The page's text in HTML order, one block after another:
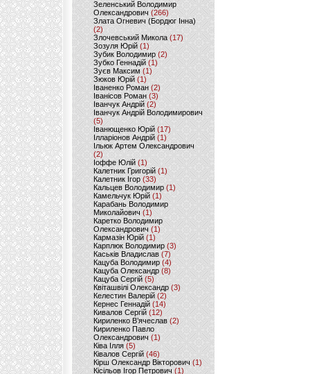
Зеленський Володимир
Олександрович (266)
Злата Огневич (Бордюг Інна)
(2)
Злочевський Микола(17)
Зозуля Юрій (1)
Зубик Володимир (2)
Зубко Геннадій (1)
Зуєв Максим(1)
Зюков Юрій (1)
Іваненко Роман (2)
Іванісов Роман (3)
Іванчук Андрій(2)
Іванчук Андрій Володимирович
(5)
Іванющенко Юрій (17)
Ілларіонов Андрій (1)
Ільюк Артем Олександрович
(2)
Іоффе Юлій (1)
Калетник Григорій(1)
Калетник Ігор (33)
Кальцев Володимир(1)
Камельчук Юрій (1)
Карабань Володимир
Миколайович (1)
Каретко Володимир
Олександрович (1)
Кармазін Юрій(1)
Карплюк Володимир(3)
Каськів Владислав (7)
Кацуба Володимир (4)
Кацуба Олександр (8)
Кацуба Сергій (5)
Квіташвілі Олександр(3)
Келестин Валерій(2)
Кернес Геннадій (14)
Кивалов Сергій (12)
Кириленко В’ячеслав (2)
Кириленко Павло
Олександрович (1)
Ківа Ілля (5)
Ківалов Сергій(46)
Кірш Олександр Вікторович (1)
Кісільов Ігор Петрович (1)